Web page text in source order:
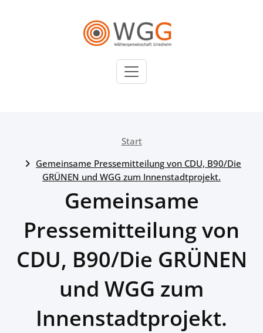
Start
Gemeinsame Pressemitteilung von CDU, B90/Die
GRÜNEN und WGG zum Innenstadtprojekt.
Gemeinsame
Pressemitteilung von
CDU, B90/Die GRÜNEN
und WGG zum
Innenstadtprojekt.